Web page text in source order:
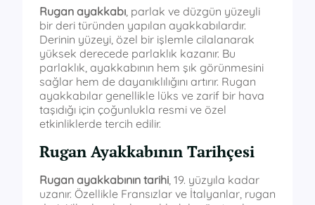
Rugan ayakkabı , parlak ve düzgün yüzeyli
bir deri türünden yapılan ayakkabılardır.
Derinin yüzeyi, özel bir işlemle cilalanarak
yüksek derecede parlaklık kazanır. Bu
parlaklık, ayakkabının hem şık görünmesini
sağlar hem de dayanıklılığını artırır. Rugan
ayakkabılar genellikle lüks ve zarif bir hava
taşıdığı için çoğunlukla resmi ve özel
etkinliklerde tercih edilir.
Rugan Ayakkabının Tarihçesi
Rugan ayakkabının tarihi , 19. yüzyıla kadar
uzanır. Özellikle Fransızlar ve İtalyanlar, rugan